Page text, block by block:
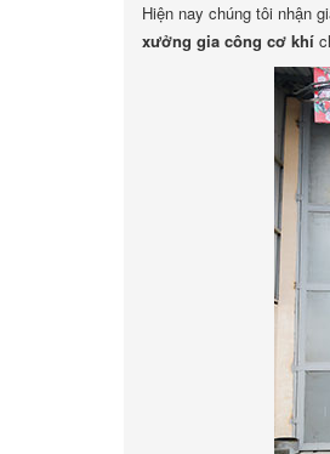
Hiện nay chúng tôi nhận
xưởng gia công cơ khí